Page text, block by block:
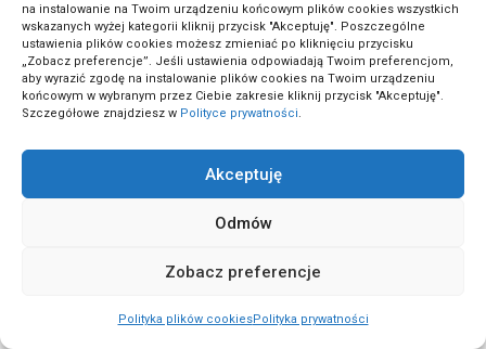
na instalowanie na Twoim urządzeniu końcowym plików cookies wszystkich
wskazanych wyżej kategorii kliknij przycisk "Akceptuję". Poszczególne
ustawienia plików cookies możesz zmieniać po kliknięciu przycisku
„Zobacz preferencje”. Jeśli ustawienia odpowiadają Twoim preferencjom,
aby wyrazić zgodę na instalowanie plików cookies na Twoim urządzeniu
końcowym w wybranym przez Ciebie zakresie kliknij przycisk "Akceptuję".
Szczegółowe znajdziesz w Polityce prywatności.
Akceptuję
Odmów
Zobacz preferencje
Polityka plików cookiesPolityka prywatności
Aranżacje wnętrz (1)
Bieganie i triatlon (4)
Dania bezglutenowe